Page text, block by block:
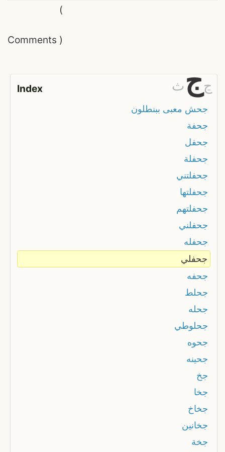
Comments
(
)
Index ث جڃ
جحش معبى ببنطلون
جحفة
جحفل
جحفلة
جحفلتني
جحفلتها
جحفلتهم
جحفلني
جحفله
جحفلي
جحفه
جحلط
جحله
جحلوطي
جحوه
جحينه
جخ
جخا
جخاخ
جخانين
جخة